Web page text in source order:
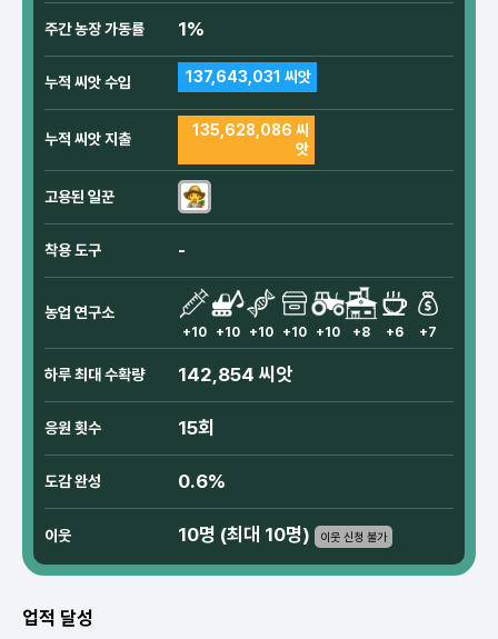
주간 농장 가동률 1%
누적 씨앗 수입 137,643,031 씨앗
누적 씨앗 지출
135,628,086 씨
앗
고용된 일꾼
착용 도구 -
농업 연구소
+10 +10 +10 +10 +10 +8 +6 +7
하루 최대 수확량 142,854 씨앗
응원 횟수 15회
도감 완성 0.6%
이웃 10명 (최대 10명) 이웃 신청 불가
업적 달성